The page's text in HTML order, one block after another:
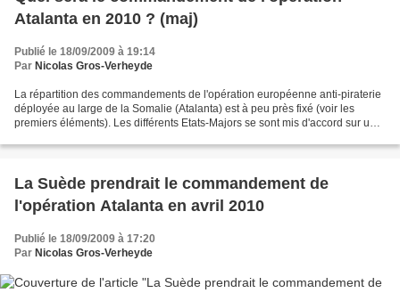
Atalanta en 2010 ? (maj)
Publié le 18/09/2009 à 19:14
Par Nicolas Gros-Verheyde
La répartition des commandements de l'opération européenne anti-piraterie
déployée au large de la Somalie (Atalanta) est à peu près fixé (voir les
premiers éléments). Les différents Etats-Majors se sont mis d'accord sur un
La Suède prendrait le commandement de
l'opération Atalanta en avril 2010
Publié le 18/09/2009 à 17:20
Par Nicolas Gros-Verheyde